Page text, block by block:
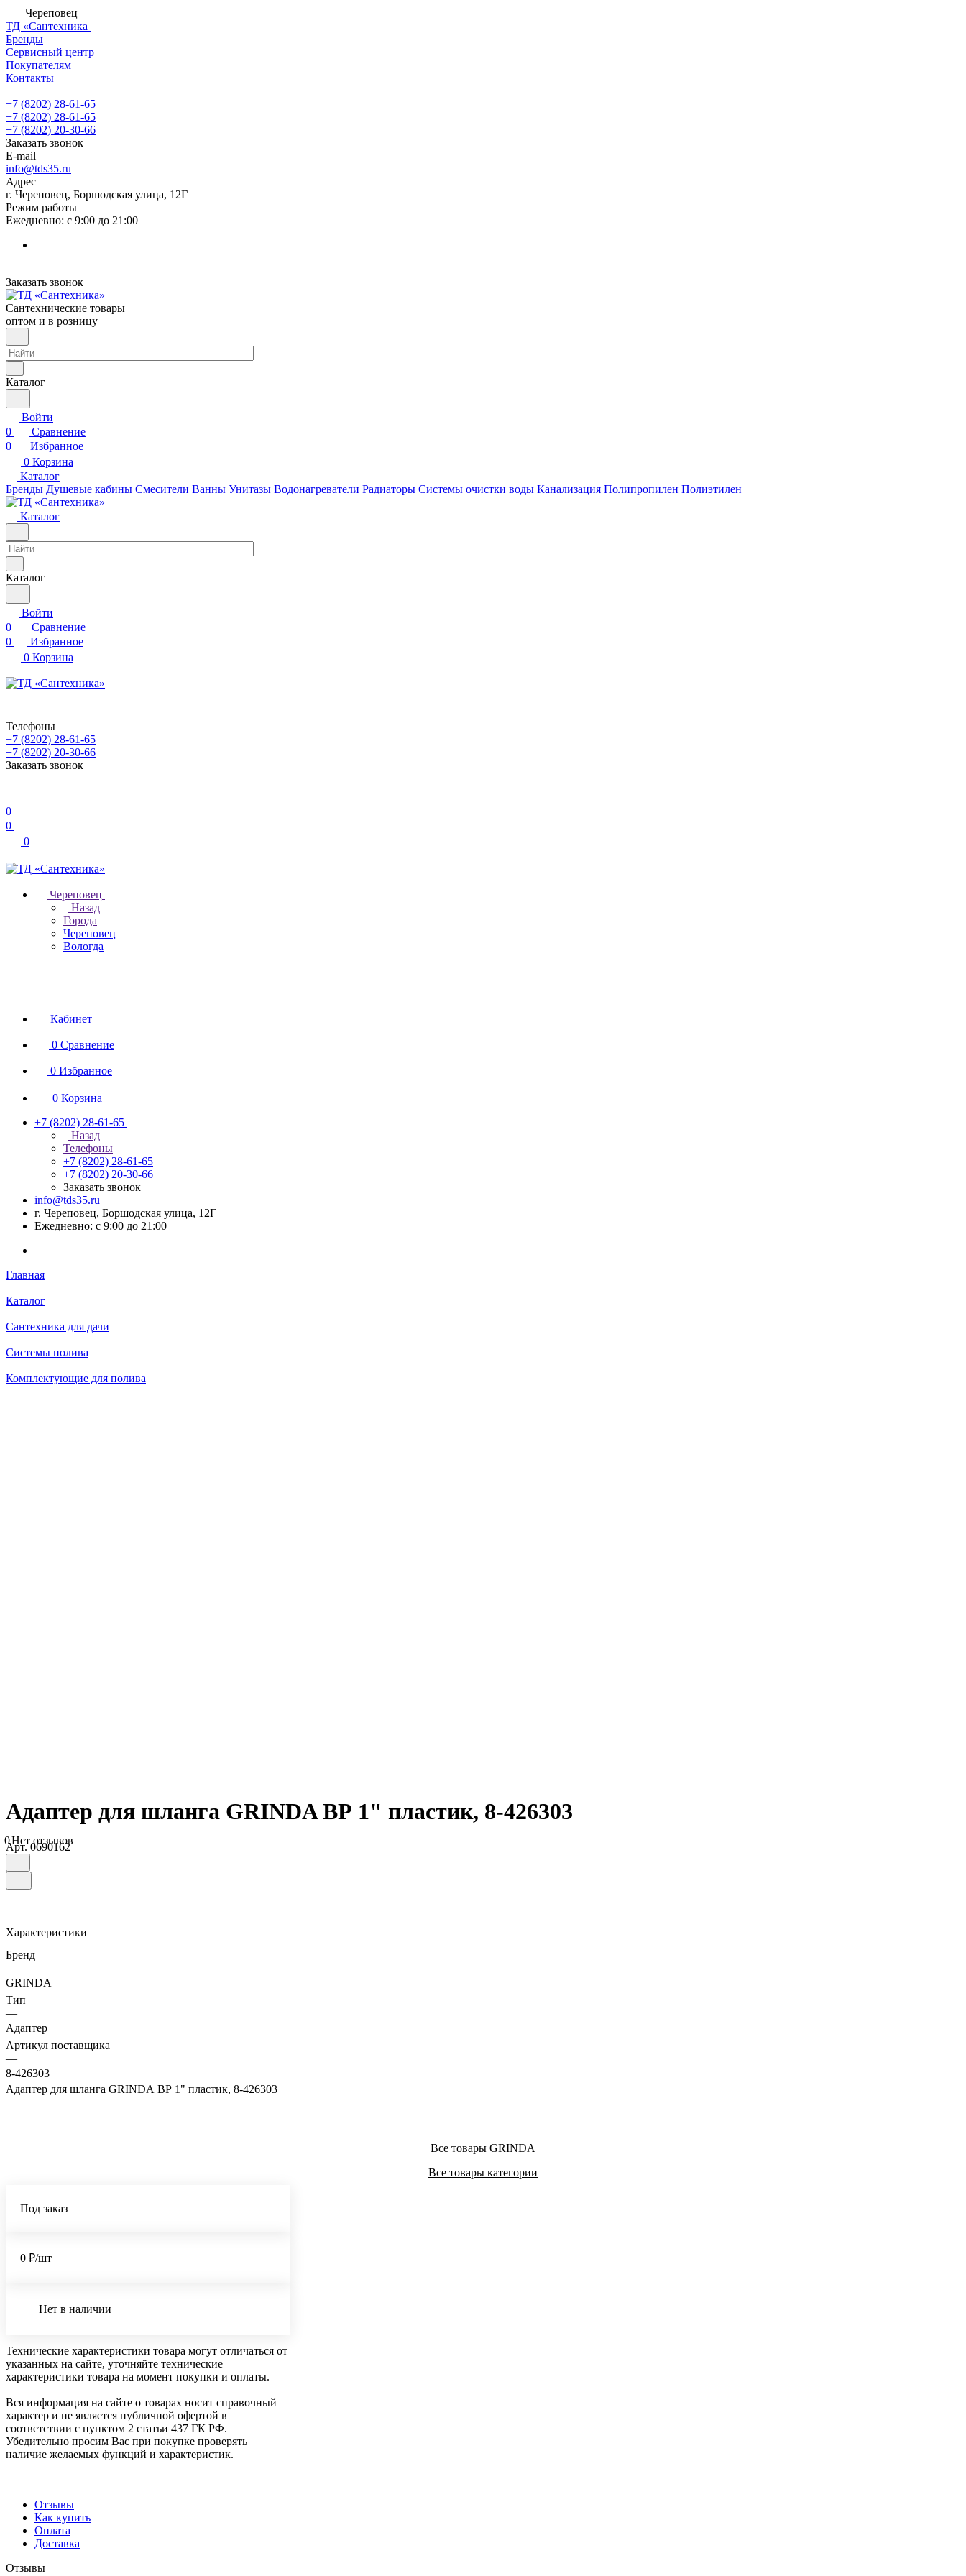
Череповец
ТД «Сантехника
Бренды
Сервисный центр
Покупателям
Контакты
+7 (8202) 28‑61-65
+7 (8202) 28‑61-65
+7 (8202) 20‑30-66
Заказать звонок
E-mail
info@tds35.ru
Адрес
г. Череповец, Боршодская улица, 12Г
Режим работы
Ежедневно: с 9:00 до 21:00
Заказать звонок
Сантехнические товары
оптом и в розницу
Каталог
Войти
0
Сравнение
0
Избранное
0 Корзина
Каталог
Бренды Душевые кабины Смесители Ванны Унитазы Водонагреватели Радиаторы Системы очистки воды Канализация Полипропилен Полиэтилен
Каталог
Каталог
Войти
0
Сравнение
0
Избранное
0 Корзина
Телефоны
+7 (8202) 28‑61-65
+7 (8202) 20‑30-66
Заказать звонок
0
0
0
Череповец
Назад
Города
Череповец
Вологда
Кабинет
0 Сравнение
0 Избранное
0 Корзина
+7 (8202) 28‑61-65
Назад
Телефоны
+7 (8202) 28‑61-65
+7 (8202) 20‑30-66
Заказать звонок
info@tds35.ru
г. Череповец, Боршодская улица, 12Г
Ежедневно: с 9:00 до 21:00
Главная
Каталог
Сантехника для дачи
Системы полива
Комплектующие для полива
Адаптер для шланга GRINDA ВР 1" пластик, 8-426303
0Нет отзывов
Арт.0690162
Характеристики
Бренд
—
GRINDA
Тип
—
Адаптер
Артикул поставщика
—
8-426303
Адаптер для шланга GRINDA ВР 1" пластик, 8-426303
Все товары GRINDA
Все товары категории
Под заказ
0 ₽/шт
Нет в наличии
Технические характеристики товара могут отличаться от
указанных на сайте, уточняйте технические
характеристики товара на момент покупки и оплаты.
Вся информация на сайте о товарах носит справочный
характер и не является публичной офертой в
соответствии с пунктом 2 статьи 437 ГК РФ.
Убедительно просим Вас при покупке проверять
наличие желаемых функций и характеристик.
Отзывы
Как купить
Оплата
Доставка
Отзывы